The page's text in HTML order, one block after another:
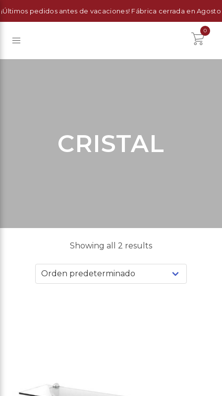
¡Últimos pedidos antes de vacaciones! Fábrica cerrada en Agosto
0
CRISTAL
Showing all 2 results